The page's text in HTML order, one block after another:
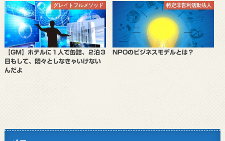
グレイトフルメソッド
【GM】ホテルに１人で缶詰、２泊３
日もして、悶々としなきゃいけない
んだよ
特定非営利活動法人
NPOのビジネスモデルとは？